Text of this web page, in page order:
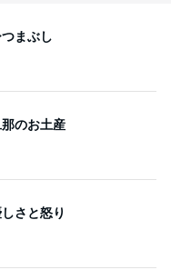
まぶし
のお土産
さと怒り